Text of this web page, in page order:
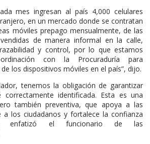
mes ingresan al país 4,000 celulares
en un mercado donde se contratan
móviles prepago mensualmente, de las
de manera informal en la calle,
y control, por lo que estamos
con la Procuraduría para
los dispositivos móviles en el país”, dijo.
tenemos la obligación de garantizar
identificada. Esta es una
también preventiva, que apoya a las
a los ciudadanos y fortalece la confianza
enfatizó el funcionario de las